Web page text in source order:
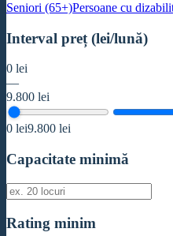
Seniori (65+)Persoane cu
Interval preț (lei/lună)
0 lei
—
9.800 lei
0 lei9.800 lei
Capacitate minimă
Rating minim